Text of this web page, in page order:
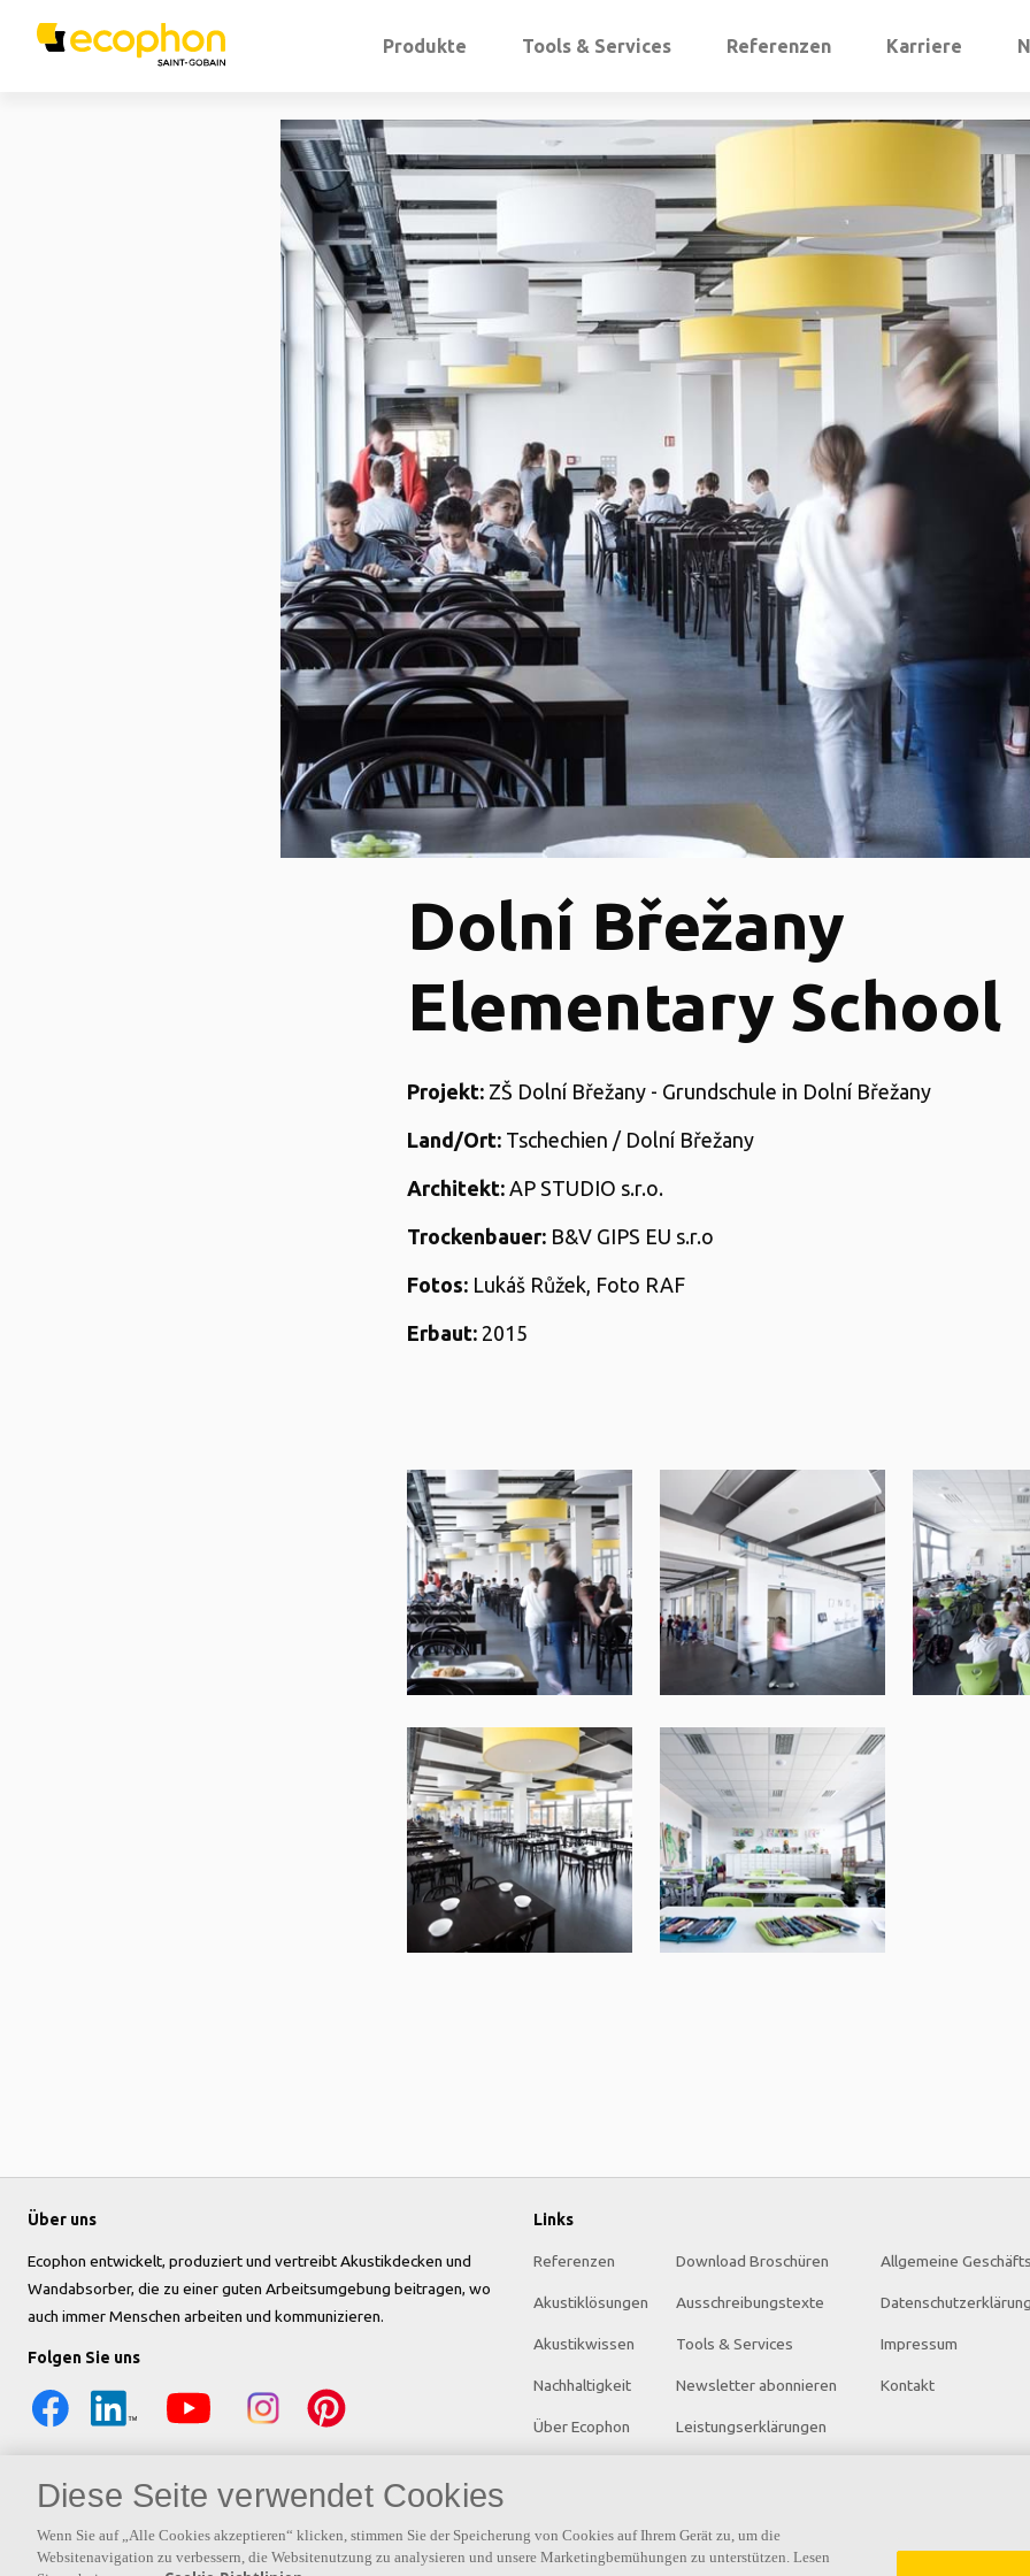
Produkte Tools & Services Referenzen Karriere
Dolní Břežany
Elementary School
Projekt: ZŠ Dolní Břežany - Grundschule in Dolní Břežany
Land/Ort: Tschechien / Dolní Břežany
Architekt: AP STUDIO s.r.o.
Trockenbauer: B&V GIPS EU s.r.o
Fotos: Lukáš Růžek, Foto RAF
Erbaut: 2015
Über uns
Ecophon entwickelt, produziert und vertreibt Akustikdecken und
Wandabsorber, die zu einer guten Arbeitsumgebung beitragen, wo
auch immer Menschen arbeiten und kommunizieren.
Folgen Sie uns
Links
Referenzen
Akustiklösungen
Akustikwissen
Nachhaltigkeit
Über Ecophon
Download Broschüren
Ausschreibungstexte
Tools & Services
Newsletter abonnieren
Leistungserklärungen
Allgemeine
Datenschutzerklärung
Impressum
Kontakt
Diese Seite verwendet Cookies
Wenn Sie auf „Alle Cookies akzeptieren“ klicken, stimmen Sie der Speicherung von Cookies auf Ihrem Gerät zu, um die
Websitenavigation zu verbessern, die Websitenutzung zu analysieren und unsere Marketingbemühungen zu unterstützen. Lesen